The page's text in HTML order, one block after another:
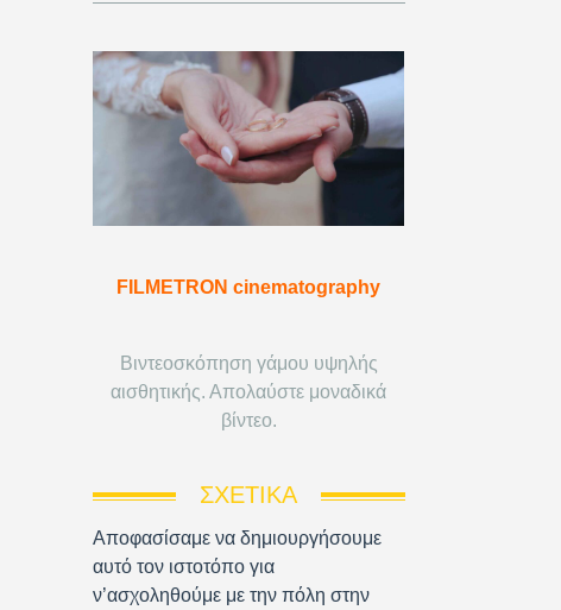
FILMETRON cinematography
Βιντεοσκόπηση γάμου υψηλής
αισθητικής. Απολαύστε μοναδικά
βίντεο.
ΣΧΕΤΙΚΆ
Αποφασίσαμε να δημιουργήσουμε
αυτό τον ιστοτόπο για
ν’ασχοληθούμε με την πόλη στην